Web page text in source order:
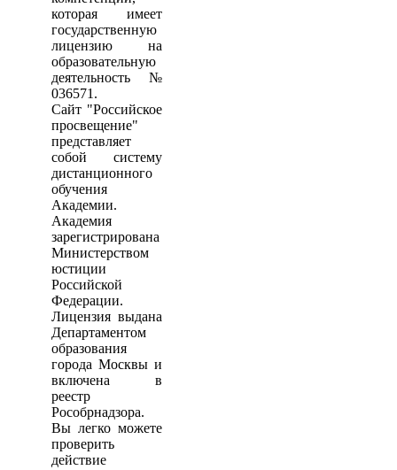
которая имеет
государственную
лицензию на
образовательную
деятельность №
036571.
Сайт "Российское
просвещение"
представляет
собой систему
дистанционного
обучения
Академии.
Академия
зарегистрирована
Министерством
юстиции
Российской
Федерации.
Лицензия выдана
Департаментом
образования
города Москвы и
включена в
реестр
Рособрнадзора.
Вы легко можете
проверить
действие